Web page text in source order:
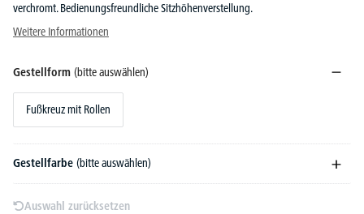
verchromt. Bedienungsfreundliche Sitzhöhenverstellung.
Weitere Informationen
Gestellform (bitte auswählen)
Fußkreuz mit Rollen
Gestellfarbe (bitte auswählen)
Auswahl zurücksetzen